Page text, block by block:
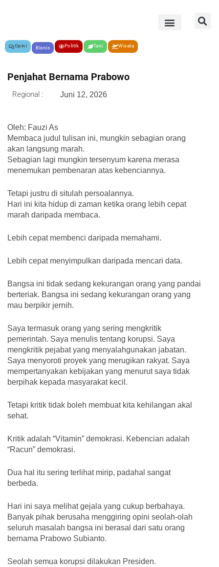
Opini Bisnis Politik Tani Wisata
Penjahat Bernama Prabowo
Regional : Juni 12, 2026
Oleh: Fauzi As
Membaca judul tulisan ini, mungkin sebagian orang
akan langsung marah.
Sebagian lagi mungkin tersenyum karena merasa
menemukan pembenaran atas kebenciannya.
Tetapi justru di situlah persoalannya.
Hari ini kita hidup di zaman ketika orang lebih cepat
marah daripada membaca.
Lebih cepat membenci daripada memahami.
Lebih cepat menyimpulkan daripada mencari data.
Bangsa ini tidak sedang kekurangan orang yang pandai
berteriak. Bangsa ini sedang kekurangan orang yang
mau berpikir jernih.
Saya termasuk orang yang sering mengkritik
pemerintah. Saya menulis tentang korupsi. Saya
mengkritik pejabat yang menyalahgunakan jabatan.
Saya menyoroti proyek yang merugikan rakyat. Saya
mempertanyakan kebijakan yang menurut saya tidak
berpihak kepada masyarakat kecil.
Tetapi kritik tidak boleh membuat kita kehilangan akal
sehat.
Kritik adalah “Vitamin” demokrasi. Kebencian adalah
“Racun” demokrasi.
Dua hal itu sering terlihat mirip, padahal sangat
berbeda.
Hari ini saya melihat gejala yang cukup berbahaya.
Banyak pihak berusaha menggiring opini seolah-olah
seluruh masalah bangsa ini berasal dari satu orang
bernama Prabowo Subianto.
Seolah semua korupsi dilakukan Presiden.